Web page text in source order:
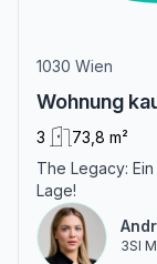
1030 Wien
Wohnung
3
73,8 m²
The Legacy:
Lage!
3SI